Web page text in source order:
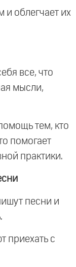
и облегчает их
все, что
мысли,
тем, кто
помогает
практики.
песни и
приехать с